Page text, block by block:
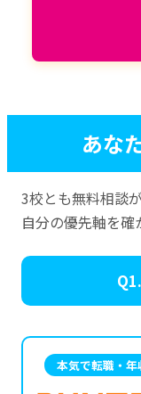
あな
3校とも無料相談
自分の優先軸を確
本気で転職・年